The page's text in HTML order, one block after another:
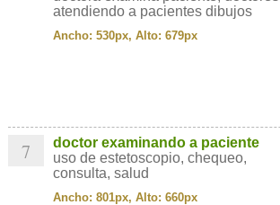
atendiendo a pacientes dibujos
Ancho: 530px, Alto: 679px
7
doctor examinando a paciente
uso de estetoscopio, chequeo,
consulta, salud
Ancho: 801px, Alto: 660px